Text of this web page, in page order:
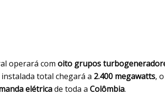
operará com oito grupos
total chegará a 2.400 megawatts,
elétricade toda a Colômbia.